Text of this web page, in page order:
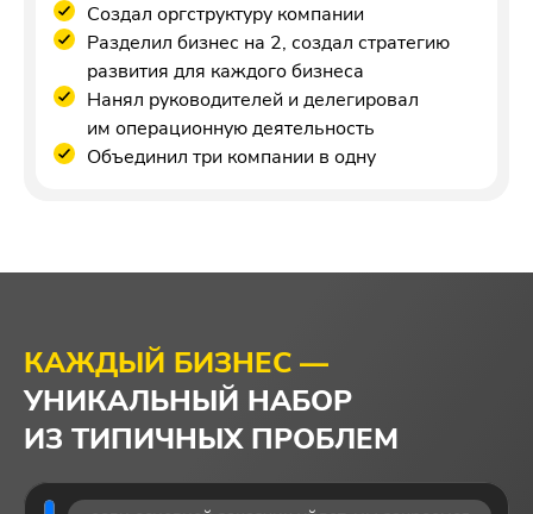
Создал оргструктуру компании
Разделил бизнес на 2, создал стратегию
развития для каждого бизнеса
Нанял руководителей и делегировал
им операционную деятельность
Объединил три компании в одну
КАЖДЫЙ БИЗНЕС —
УНИКАЛЬНЫЙ НАБОР
ИЗ ТИПИЧНЫХ ПРОБЛЕМ